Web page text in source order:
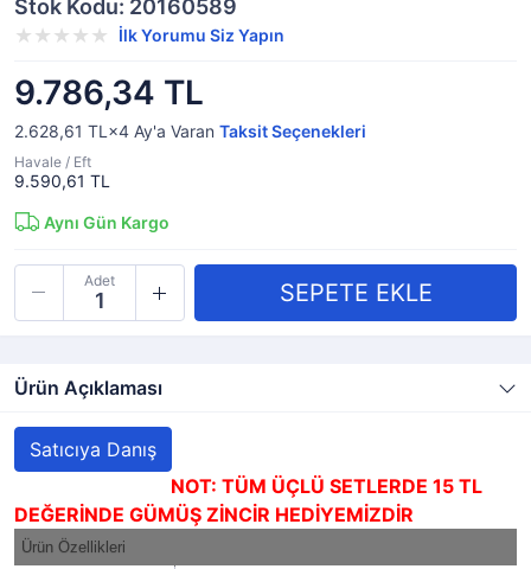
Stok Kodu: 20160589
İlk Yorumu Siz Yapın
9.786,34 TL
2.628,61 TL×4 Ay'a Varan Taksit Seçenekleri
Havale / Eft
9.590,61 TL
Aynı Gün Kargo
Adet
Ürün Açıklaması
Satıcıya Danış
NOT: TÜM ÜÇLÜ SETLERDE 15 TL
DEĞERİNDE GÜMÜŞ ZİNCİR HEDİYEMİZDİR
Ürün Özellikleri